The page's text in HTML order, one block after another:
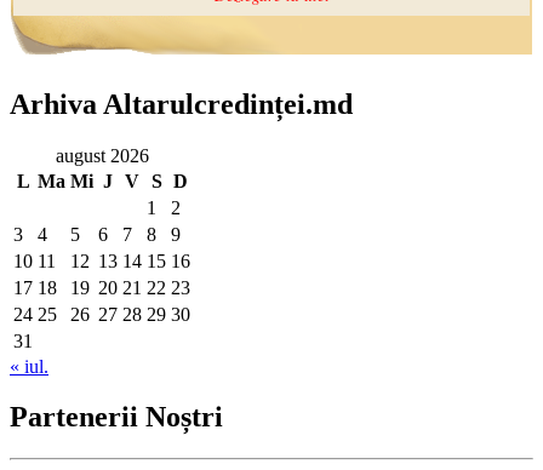
Arhiva Altarulcredinței.md
august 2026
L Ma Mi J V S D
1
2
3
4 5 6 7 8
9
10 11 12 13 14 15 16
17 18 19 20 21 22 23
24 25 26 27 28 29 30
31
« iul.
Partenerii Noștri